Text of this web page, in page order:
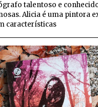
talentoso e
Alicia é uma pintora
características